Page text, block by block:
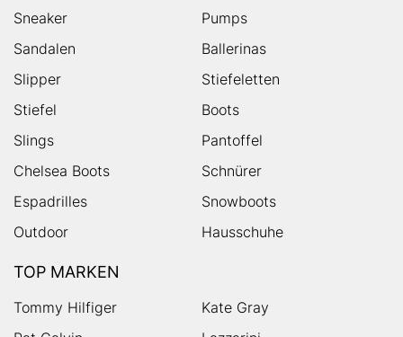
Sneaker
Pumps
Sandalen
Ballerinas
Slipper
Stiefeletten
Stiefel
Boots
Slings
Pantoffel
Chelsea Boots
Schnürer
Espadrilles
Snowboots
Outdoor
Hausschuhe
TOP MARKEN
Tommy Hilfiger
Kate Gray